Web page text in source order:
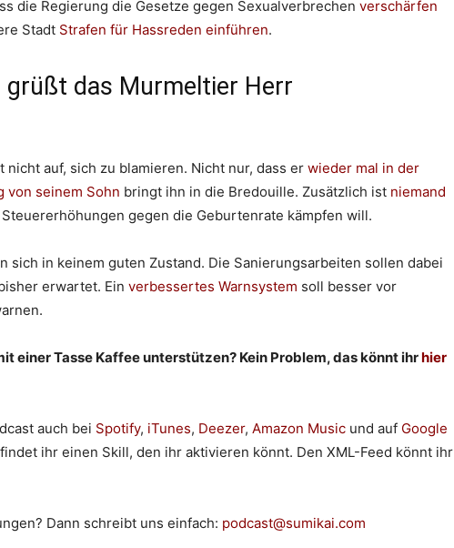
die Regierung die Gesetze gegen Sexualverbrechen verschärfen
Stadt Strafen für Hassreden einführen.
grüßt das Murmeltier Herr
auf, sich zu blamieren. Nicht nur, dass er wieder mal in der
von seinem Sohn bringt ihn in die Bredouille. Zusätzlich ist niemand
Steuererhöhungen gegen die Geburtenrate kämpfen will.
sich in keinem guten Zustand. Die Sanierungsarbeiten sollen dabei
erwartet. Ein verbessertes Warnsystem soll besser vor
einer Tasse Kaffee unterstützen? Kein Problem, das könnt ihrhier
auch bei Spotify, iTunes, Deezer, Amazon Music und auf Google
ihr einen Skill, den ihr aktivieren könnt. Den XML-Feed könnt ihr
Dann schreibt uns einfach: podcast@sumikai.com